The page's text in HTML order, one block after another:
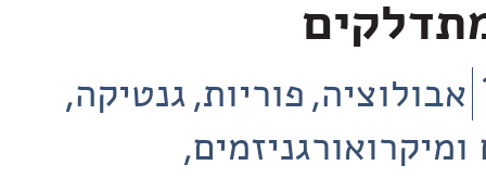
אבולוציה פוריות גנטיקה
ומיקרואורגניזמים